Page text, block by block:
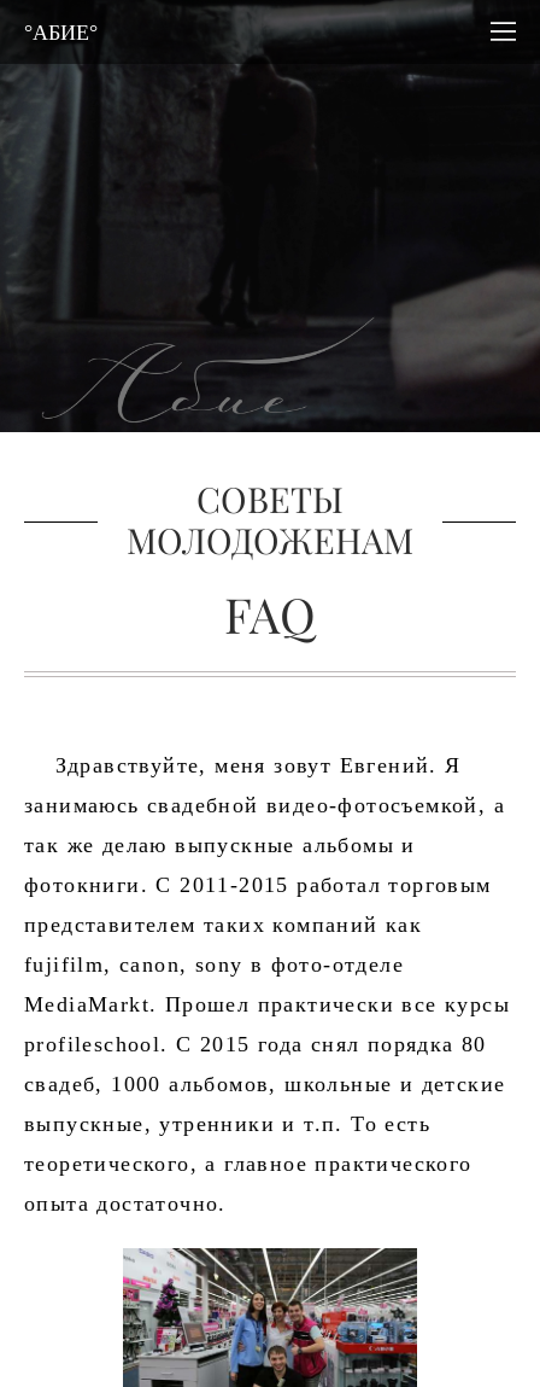
°АБИЕ°
СОВЕТЫ
МОЛОДОЖЕНАМ
FAQ
Здравствуйте, меня зовут Евгений. Я
занимаюсь свадебной видео-фотосъемкой, а
так же делаю выпускные альбомы и
фотокниги. С 2011-2015 работал торговым
представителем таких компаний как
fujifilm, canon, sony в фото-отделе
MediaMarkt. Прошел практически все курсы
profileschool. С 2015 года снял порядка 80
свадеб, 1000 альбомов, школьные и детские
выпускные, утренники и т.п. То есть
теоретического, а главное практического
опыта достаточно.